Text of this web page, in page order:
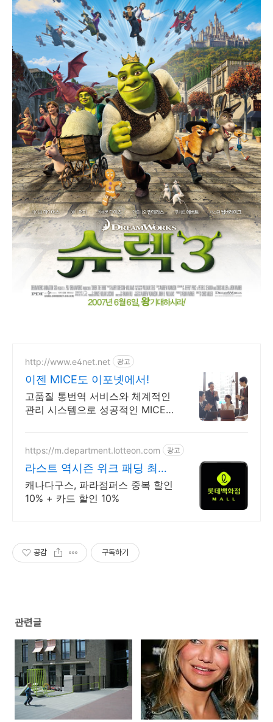
http://www.e4net.net 광고
이젠 MICE도 이포넷에서!
고품질 통번역 서비스와 체계적인
관리 시스템으로 성공적인 MICE
https://m.department.lotteon.com 광고
라스트 역시즌 위크 패딩 최대
74% 할인
캐나다구스, 파라점퍼스 중복 할인
10% + 카드 할인 10%
공감 구독하기
관련글